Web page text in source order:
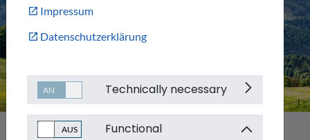
Impressum
Datenschutzerklärung
Technically necessary
Functional